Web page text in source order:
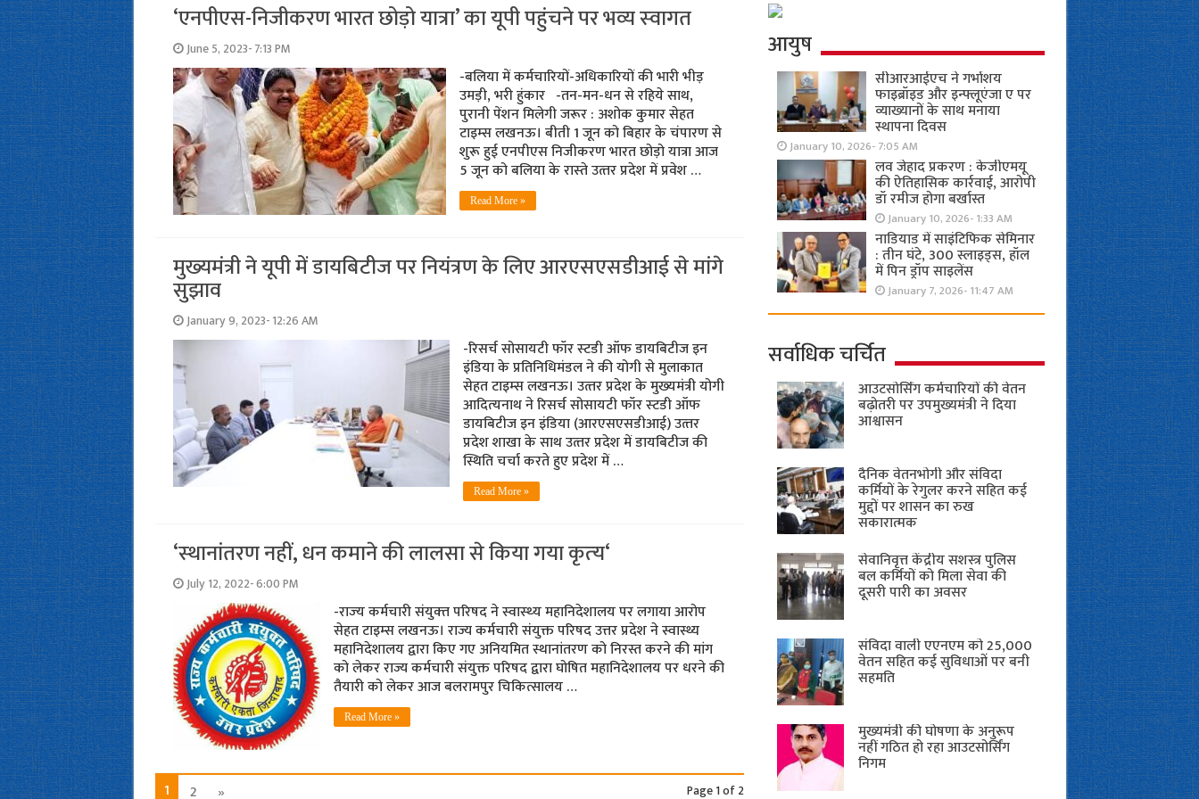
‘एनपीएस-निजीकरण भारत छोड़ो यात्रा’ का यूपी पहुंचने पर भव्‍य स्‍वागत
June 5, 2023- 7:13 PM
-बलिया में कर्मचारियों-अधिकारियों की भारी भीड़
उमड़ी, भरी हुंकार -तन-मन-धन से रहिये साथ,
पुरानी पेंशन मिलेगी जरूर : अशोक कुमार सेहत
टाइम्‍स लखनऊ। बीती 1 जून को बिहार के चंपारण से
शुरू हुई एनपीएस निजीकरण भारत छोड़ो यात्रा आज
5 जून को बलिया के रास्‍ते उत्‍तर प्रदेश में प्रवेश …
Read More »
मुख्‍यमंत्री ने यूपी में डायबिटीज पर नियंत्रण के लिए आरएसएसडीआई से मांगे
सुझाव
January 9, 2023- 12:26 AM
-रिसर्च सोसायटी फॉर स्‍टडी ऑफ डायबिटीज इन
इंडिया के प्रतिनिधिमंडल ने की योगी से मुलाकात
सेहत टाइम्‍स लखनऊ। उत्‍तर प्रदेश के मुख्‍यमंत्री योगी
आदित्‍यनाथ ने रिसर्च सोसायटी फॉर स्‍टडी ऑफ
डायबिटीज इन इंडिया (आरएसएसडीआई) उत्‍तर
प्रदेश शाखा के साथ उत्‍तर प्रदेश में डायबिटीज की
स्थिति चर्चा करते हुए प्रदेश में …
Read More »
‘स्‍थानांतरण नहीं, धन कमाने की लालसा से किया गया कृत्‍य‘
July 12, 2022- 6:00 PM
-राज्‍य कर्मचारी संयुक्‍त परिषद ने स्‍वास्‍थ्‍य महानिदेशालय पर लगाया आरोप
सेहत टाइम्‍स लखनऊ। राज्य कर्मचारी संयुक्त परिषद उत्तर प्रदेश ने स्वास्थ्य
महानिदेशालय द्वारा किए गए अनियमित स्थानांतरण को निरस्त करने की मांग
को लेकर राज्य कर्मचारी संयुक्त परिषद द्वारा घोषित महानिदेशालय पर धरने की
तैयारी को लेकर आज बलरामपुर चिकित्सालय …
Read More »
Page 1 of 2
1 2 »
आयुष
सीआरआईएच ने गर्भाशय
फाइब्रॉइड और इन्फ्लूएंजा ए पर
व्याख्यानों के साथ मनाया
स्थापना दिवस
January 10, 2026- 7:05 AM
लव जेहाद प्रकरण : केजीएमयू
की ऐतिहासिक कार्रवाई, आरोपी
डॉ रमीज होगा बर्खास्त
January 10, 2026- 1:33 AM
नाडियाड में साइंटिफिक सेमिनार
: तीन घंटे, 300 स्लाइड्स, हॉल
में पिन ड्रॉप साइलेंस
January 7, 2026- 11:47 AM
सर्वाधिक चर्चित
आउटसोर्सिंग कर्मचारियों की वेतन
बढ़ोतरी पर उपमुख्यमंत्री ने दिया
आश्वासन
दैनिक वेतनभोगी और संविदा
कर्मियों के रेगुलर करने सहित कई
मुद्दों पर शासन का रुख
सकारात्मक
सेवानिवृत्त केंद्रीय सशस्त्र पुलिस
बल ​कर्मियों को मिला सेवा की
दूसरी पारी का अवसर
संविदा वाली एएनएम को 25,000
वेतन सहित कई सुविधाओं पर बनी
सहमति
मुख्यमंत्री की घोषणा के अनुरूप
नहीं गठित हो रहा आउटसोर्सिंग
निगम